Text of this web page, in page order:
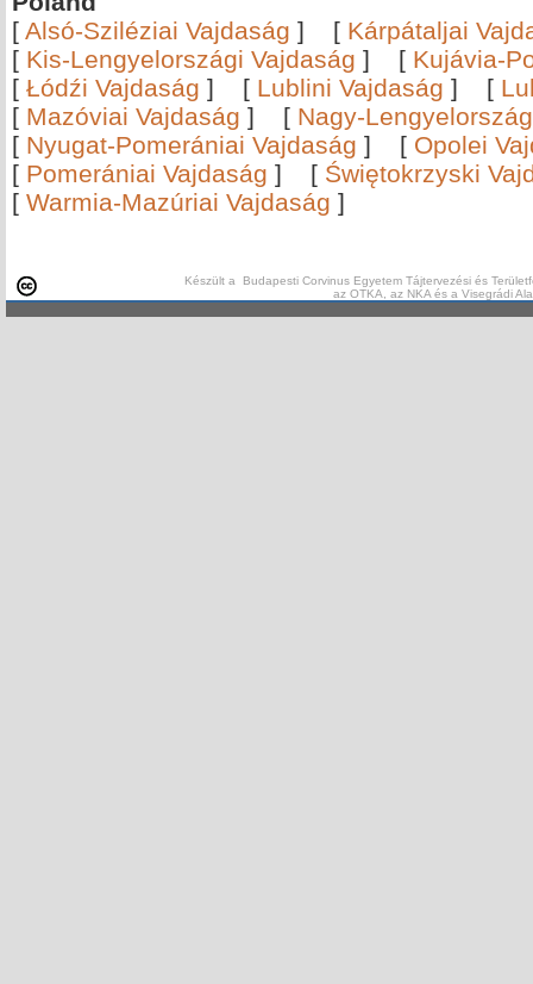
[ Alsó-Sziléziai Vajdaság ] [ Kárpátaljai
[ Kis-Lengyelországi Vajdaság ] [ Kujávia-
[ Łódźi Vajdaság ] [ Lublini Vajdaság ] [
[ Mazóviai Vajdaság ] [ Nagy-
[ Nyugat-Pomerániai Vajdaság ] [ Opolei
[ Pomerániai Vajdaság ] [ Świętokrzyski
[ Warmia-Mazúriai Vajdaság ]
Készült a Budapesti Corvinus Egyetem Tájtervezési és
az OTKA, az NKA és a Visegrádi